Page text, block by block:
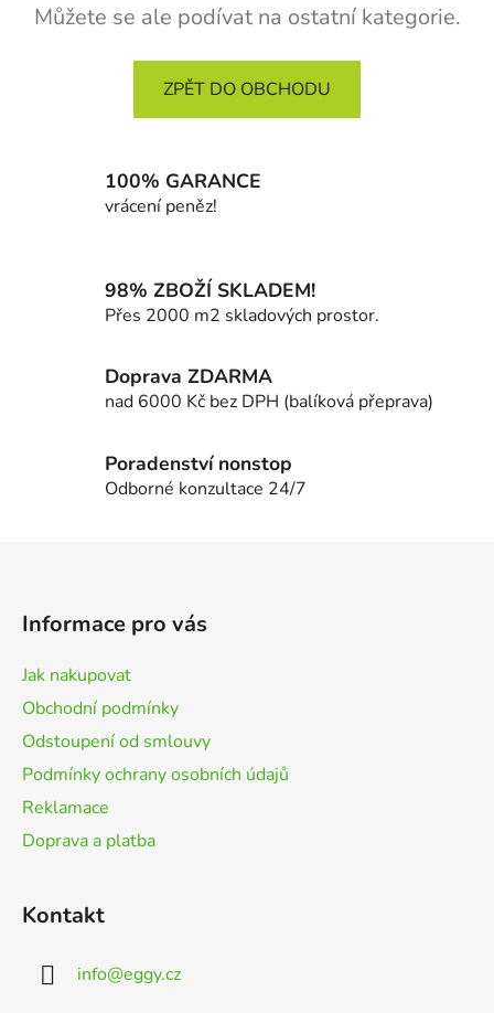
Můžete se ale podívat na ostatní kategorie.
ZPĚT DO OBCHODU
100% GARANCE
vrácení peněz!
98% ZBOŽÍ SKLADEM!
Přes 2000 m2 skladových prostor.
Doprava ZDARMA
nad 6000 Kč bez DPH (balíková přeprava)
Poradenství nonstop
Odborné konzultace 24/7
Informace pro vás
Jak nakupovat
Obchodní podmínky
Odstoupení od smlouvy
Podmínky ochrany osobních údajů
Reklamace
Doprava a platba
Kontakt
info@eggy.cz